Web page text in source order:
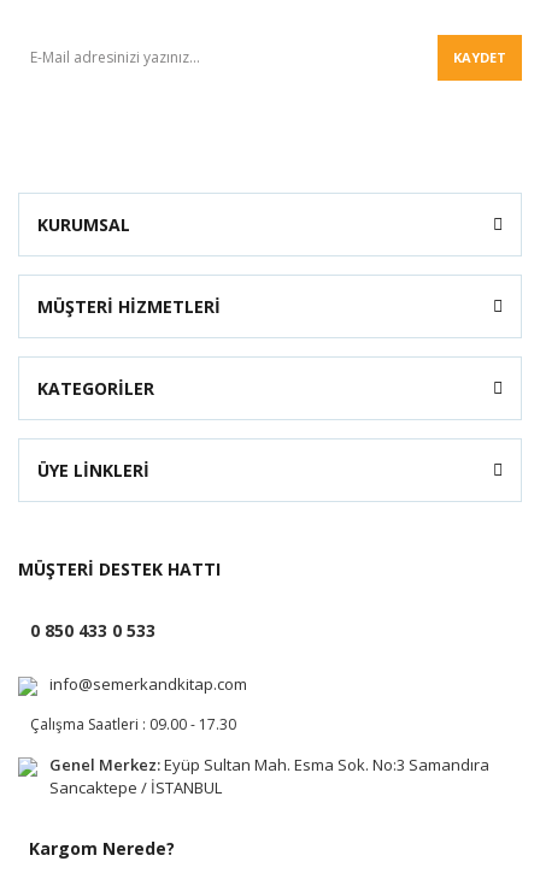
KAYDET
KURUMSAL
MÜŞTERİ HİZMETLERİ
KATEGORİLER
ÜYE LİNKLERİ
MÜŞTERİ DESTEK HATTI
0 850 433 0 533
info@semerkandkitap.com
Çalışma Saatleri : 09.00 - 17.30
Genel Merkez:Eyüp Sultan Mah. Esma Sok. No:3 Samandıra
Sancaktepe / İSTANBUL
Kargom Nerede?